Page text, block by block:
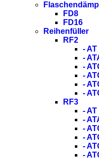
FD8
FD16
Reihenfüller
RF2
- AT
-
-
-
-
-
RF3
- AT
-
-
-
-
-